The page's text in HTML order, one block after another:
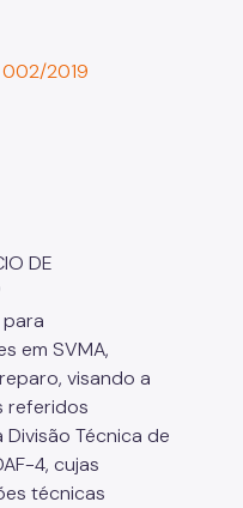
002/2019
DE
em SVMA,
visando a
referidos
Técnica de
4, cujas
técnicas